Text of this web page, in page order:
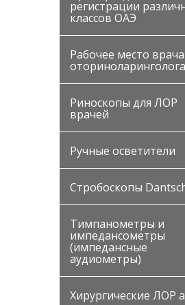
регистрации
классов ОАЭ
Рабочее место
оториноларинголога
Риноскопы для ЛОР
врачей
Ручные осветители
Стробоскопы
Тимпанометры и
импедансометры
(импедансные
аудиометры)
Хирургические ЛОР